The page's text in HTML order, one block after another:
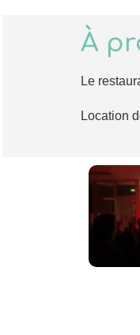
À
Le
Location